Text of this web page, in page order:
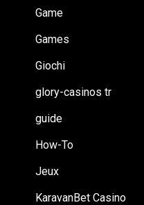
Game
Games
Giochi
glory-casinos tr
guide
How-To
Jeux
KaravanBet Casino